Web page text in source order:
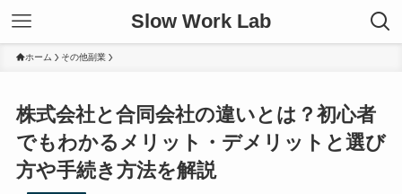
Slow Work Lab
ホーム その他副業
株式会社と合同会社の違いとは？初心者
でもわかるメリット・デメリットと選び
方や手続き方法を解説